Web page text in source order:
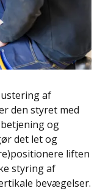
af
den styret med
og
det let og
liften
styring af
bevægelser.